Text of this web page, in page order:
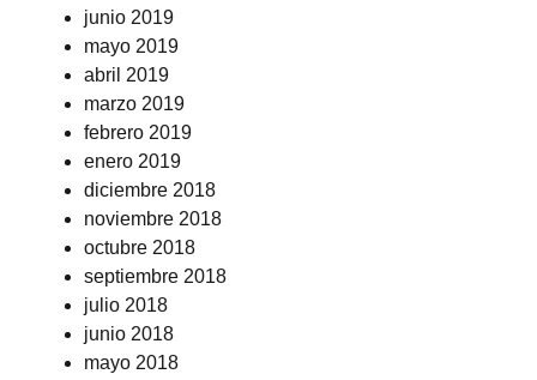
junio 2019
mayo 2019
abril 2019
marzo 2019
febrero 2019
enero 2019
diciembre 2018
noviembre 2018
octubre 2018
septiembre 2018
julio 2018
junio 2018
mayo 2018